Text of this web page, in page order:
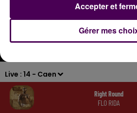
Live : 14 - Caen
Right Round
FLO RIDA
Gérer mes
Accepter et